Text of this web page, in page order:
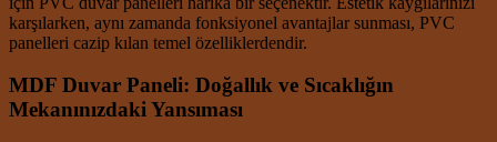
karşılarken, aynı zamanda fonksiyonel avantajlar sunması, PVC
panelleri cazip kılan temel özelliklerdendir.
MDF Duvar Paneli: Doğallık ve Sıcaklığın
Mekanınızdaki Yansıması